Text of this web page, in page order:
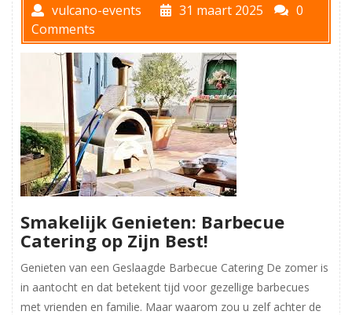
vulcano-events 31 maart 2025
0
Comments
Smakelijk Genieten: Barbecue
Catering op Zijn Best!
Genieten van een Geslaagde Barbecue Catering De zomer is
in aantocht en dat betekent tijd voor gezellige barbecues
met vrienden en familie. Maar waarom zou u zelf achter de